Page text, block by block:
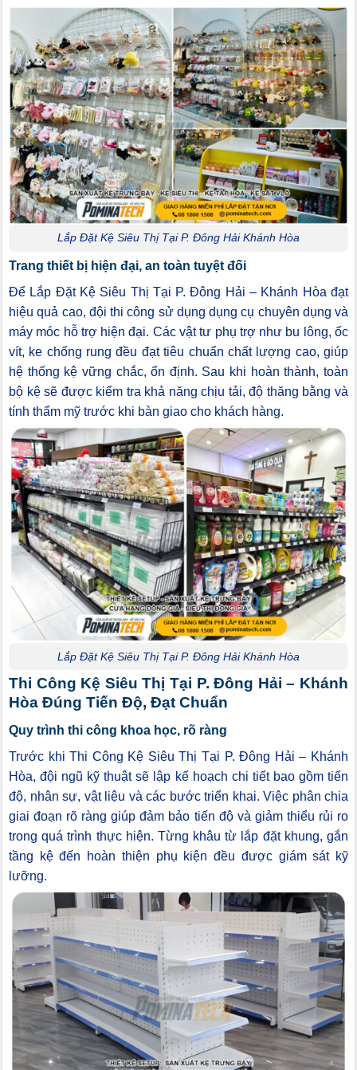
Lắp Đặt Kệ Siêu Thị Tại P. Đông Hải Khánh Hòa
Trang thiết bị hiện đại, an toàn tuyệt đối
Để Lắp Đặt Kệ Siêu Thị Tại P. Đông Hải – Khánh Hòa đạt
hiệu quả cao, đội thi công sử dụng dụng cụ chuyên dụng và
máy móc hỗ trợ hiện đại. Các vật tư phụ trợ như bu lông, ốc
vít, ke chống rung đều đạt tiêu chuẩn chất lượng cao, giúp
hệ thống kệ vững chắc, ổn định. Sau khi hoàn thành, toàn
bộ kệ sẽ được kiểm tra khả năng chịu tải, độ thăng bằng và
tính thẩm mỹ trước khi bàn giao cho khách hàng.
Lắp Đặt Kệ Siêu Thị Tại P. Đông Hải Khánh Hòa
Thi Công Kệ Siêu Thị Tại P. Đông Hải – Khánh
Hòa Đúng Tiến Độ, Đạt Chuẩn
Quy trình thi công khoa học, rõ ràng
Trước khi Thi Công Kệ Siêu Thị Tại P. Đông Hải – Khánh
Hòa, đội ngũ kỹ thuật sẽ lập kế hoạch chi tiết bao gồm tiến
độ, nhân sự, vật liệu và các bước triển khai. Việc phân chia
giai đoạn rõ ràng giúp đảm bảo tiến độ và giảm thiểu rủi ro
trong quá trình thực hiện. Từng khâu từ lắp đặt khung, gắn
tầng kệ đến hoàn thiện phụ kiện đều được giám sát kỹ
lưỡng.